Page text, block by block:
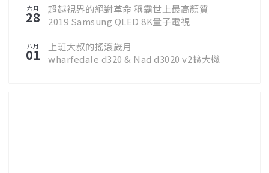
六月
28
超越視界的絕對革命 稱霸世上最高顏質
2019 Samsung QLED 8K量子電視
八月
01
上班大叔的搖滾歲月
wharfedale d320 & Nad d3020 v2擴大機